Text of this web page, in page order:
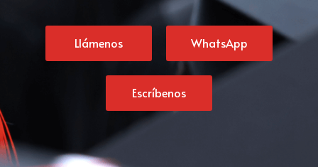
Llámenos WhatsApp
Escríbenos